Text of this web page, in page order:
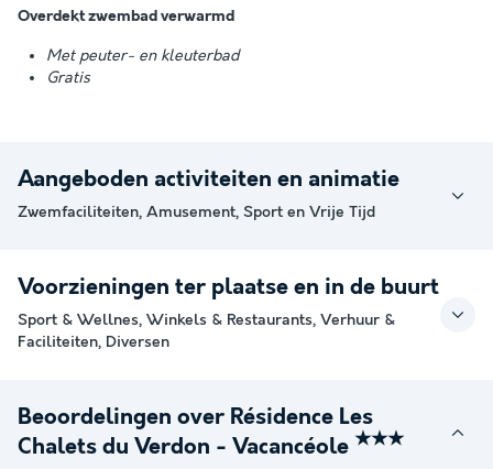
Overdekt zwembad verwarmd
Met peuter- en kleuterbad
Gratis
Aangeboden activiteiten en animatie
Zwemfaciliteiten, Amusement, Sport en Vrije Tijd
Voorzieningen ter plaatse en in de buurt
Sport & Wellnes, Winkels & Restaurants, Verhuur &
Faciliteiten, Diversen
Beoordelingen over Résidence Les
Chalets du Verdon - Vacancéole ★★★